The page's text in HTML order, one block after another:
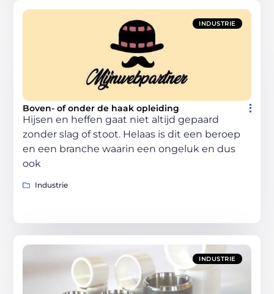
INDUSTRIE
Boven- of onder de haak opleiding
Hijsen en heffen gaat niet altijd gepaard
zonder slag of stoot. Helaas is dit een beroep
en een branche waarin een ongeluk en dus
ook
Industrie
INDUSTRIE